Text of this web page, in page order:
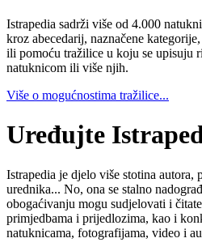
Istrapedia sadrži više od 4.000
kroz abecedarij, naznačene
ili pomoću tražilice u koju se upisuju
natuknicom ili više njih.
Više o mogućnostima tražilice...
Uređujte
Istrapedia je djelo više stotina autora,
urednika... No, ona se stalno
obogaćivanju mogu sudjelovati i
primjedbama i prijedlozima, kao i
natuknicama, fotografijama, video i